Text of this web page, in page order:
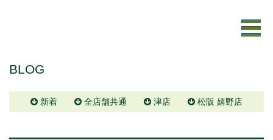
BLOG
新着 全店舗共通 津店 松阪 嬉野店